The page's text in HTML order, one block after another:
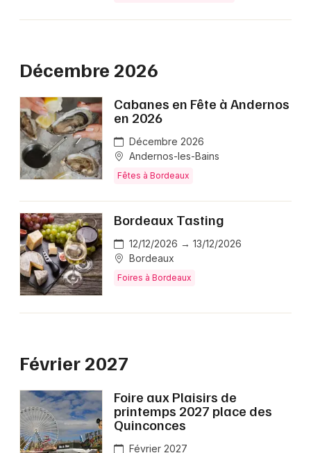
Décembre 2026
Cabanes en Fête à Andernos
en 2026
Décembre 2026
Andernos-les-Bains
Fêtes à Bordeaux
Bordeaux Tasting
12/12/2026 → 13/12/2026
Bordeaux
Foires à Bordeaux
Février 2027
Foire aux Plaisirs de
printemps 2027 place des
Quinconces
Février 2027